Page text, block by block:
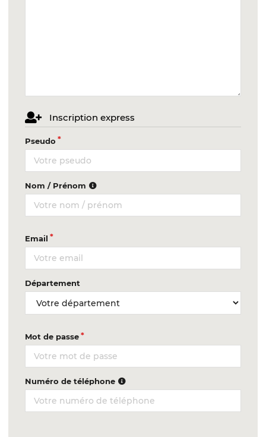
Inscription express
Pseudo
Nom / Prénom
Email
Département
Mot de passe
Numéro de téléphone